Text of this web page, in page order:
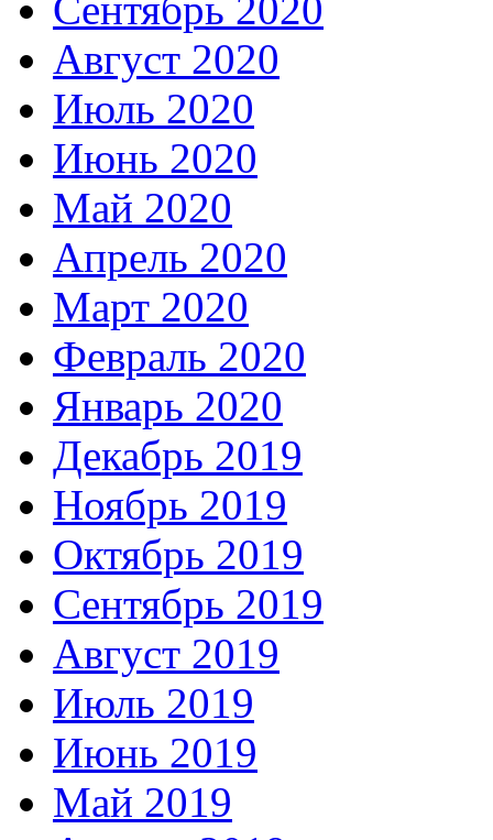
Август 2020
Июль 2020
Июнь 2020
Май 2020
Апрель 2020
Март 2020
Февраль 2020
Январь 2020
Декабрь 2019
Ноябрь 2019
Октябрь 2019
Сентябрь 2019
Август 2019
Июль 2019
Июнь 2019
Май 2019